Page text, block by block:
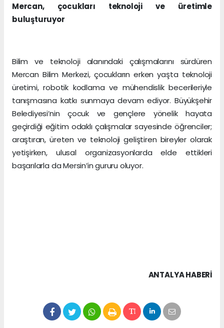
Mercan, çocukları teknoloji ve üretimle
buluşturuyor
Bilim ve teknoloji alanındaki çalışmalarını sürdüren
Mercan Bilim Merkezi, çocukların erken yaşta teknoloji
üretimi, robotik kodlama ve mühendislik becerileriyle
tanışmasına katkı sunmaya devam ediyor. Büyükşehir
Belediyesi’nin çocuk ve gençlere yönelik hayata
geçirdiği eğitim odaklı çalışmalar sayesinde öğrenciler;
araştıran, üreten ve teknoloji geliştiren bireyler olarak
yetişirken, ulusal organizasyonlarda elde ettikleri
başarılarla da Mersin’in gururu oluyor.
ANTALYA HABERİ